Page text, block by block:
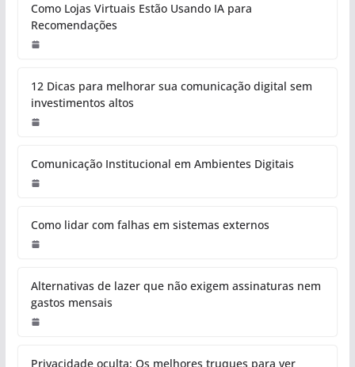
Como Lojas Virtuais Estão Usando IA para
Recomendações
12 Dicas para melhorar sua comunicação digital sem
investimentos altos
Comunicação Institucional em Ambientes Digitais
Como lidar com falhas em sistemas externos
Alternativas de lazer que não exigem assinaturas nem
gastos mensais
Privacidade oculta: Os melhores truques para ver